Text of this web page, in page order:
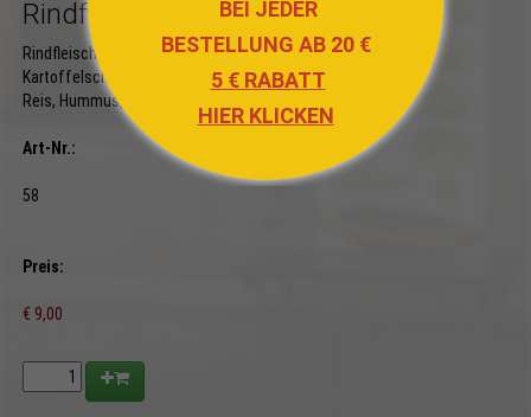
Rindfleisch Platte
Rindfleisch, frittierte
Kartoffelscheiben, Couscous,
Reis, Hummus, Salat und Sauce
Art-Nr.:
58
Preis:
€ 9,00
BEI JEDER
BESTELLUNG AB 20 €
5 € RABATT
HIER KLICKEN